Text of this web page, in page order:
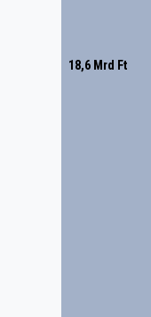
18,6 Mrd Ft